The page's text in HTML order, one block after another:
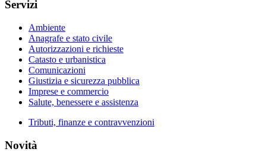
Servizi
Ambiente
Anagrafe e stato civile
Autorizzazioni e richieste
Catasto e urbanistica
Comunicazioni
Giustizia e sicurezza pubblica
Imprese e commercio
Salute, benessere e assistenza
Tributi, finanze e contravvenzioni
Novità